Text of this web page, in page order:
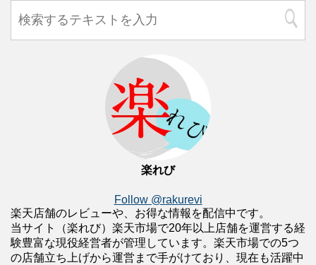
楽れび
Follow @rakurevi
楽天店舗のレビューや、お得な情報を配信中です。
当サイト（楽れび）楽天市場で20年以上店舗を運営する経
験豊富な現役経営者が管理しています。楽天市場での5つ
の店舗立ち上げから運営まで手がけており、現在も活躍中